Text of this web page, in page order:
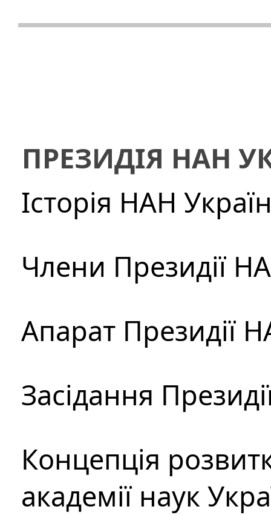
ПРЕЗИДІЯ НАН
Історія НАН
Члени Президії
Апарат Президії
Засідання
Концепція
академії наук